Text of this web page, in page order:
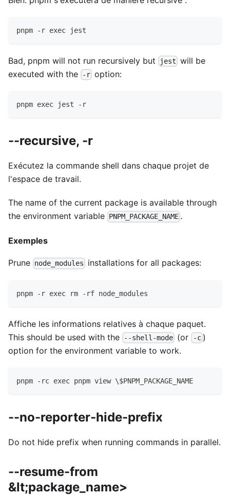
pnpm -r exec jest
Bad, pnpm will not run recursively but jest will be
executed with the
-r option:
pnpm exec jest -r
--recursive, -r
Exécutez la commande shell dans chaque projet de
l'espace de travail.
The name of the current package is available through
the environment variable PNPM_PACKAGE_NAME .
Exemples
Prune node_modules installations for all packages:
pnpm -r exec rm -rf node_modules
Affiche les informations relatives à chaque paquet.
This should be used with the
--shell-mode (or -c)
option for the environment variable to work.
pnpm -rc exec pnpm view \$PNPM_PACKAGE_NAME
--no-reporter-hide-prefix
Do not hide prefix when running commands in parallel.
--resume-from
&lt;package_name>